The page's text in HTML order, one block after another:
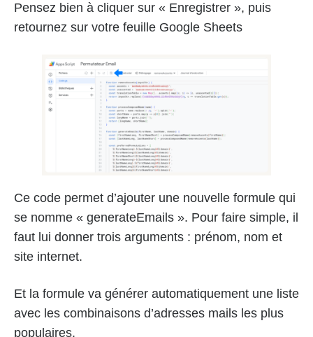
Pensez bien à cliquer sur « Enregistrer », puis
retournez sur votre feuille Google Sheets
Ce code permet d’ajouter une nouvelle formule qui
se nomme « generateEmails ». Pour faire simple, il
faut lui donner trois arguments : prénom, nom et
site internet.
Et la formule va générer automatiquement une liste
avec les combinaisons d’adresses mails les plus
populaires.